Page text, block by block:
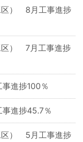
区） 8月工事進捗
区） 7月工事進捗
進捗100％
進捗45.7％
区） 5月工事進捗